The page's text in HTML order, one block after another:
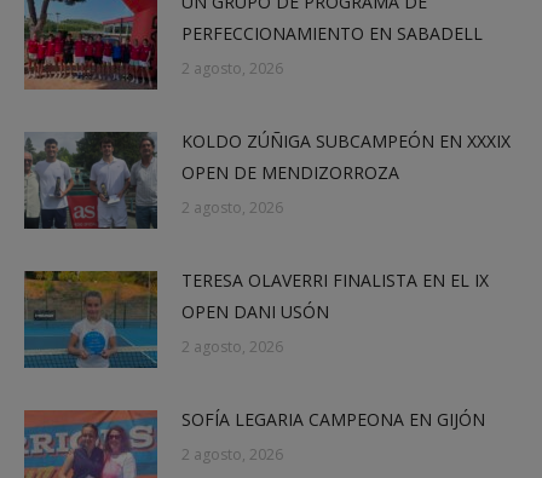
PERFECCIONAMIENTO EN SABADELL
2 agosto, 2026
KOLDO ZÚÑIGA SUBCAMPEÓN EN XXXIX
OPEN DE MENDIZORROZA
2 agosto, 2026
TERESA OLAVERRI FINALISTA EN EL IX
OPEN DANI USÓN
2 agosto, 2026
SOFÍA LEGARIA CAMPEONA EN GIJÓN
2 agosto, 2026